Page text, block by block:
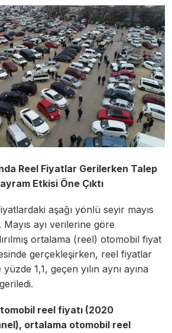
Reel Fiyatlar Gerilerken Talep
Etkisi Öne Çıktı
aşağı yönlü seyir mayıs
ayı verilerine göre
ortalama (reel) otomobil fiyat
gerçekleşirken, reel fiyatlar
1,1, geçen yılın aynı ayına
reel fiyatı (2020
ortalama otomobil reel